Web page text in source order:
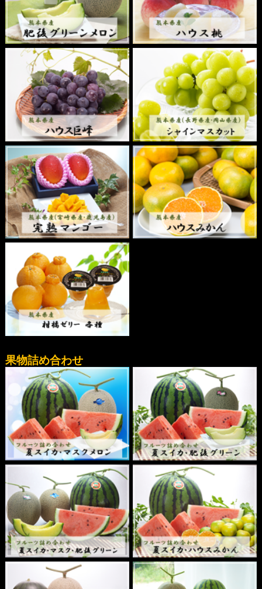
果物詰め合わせ